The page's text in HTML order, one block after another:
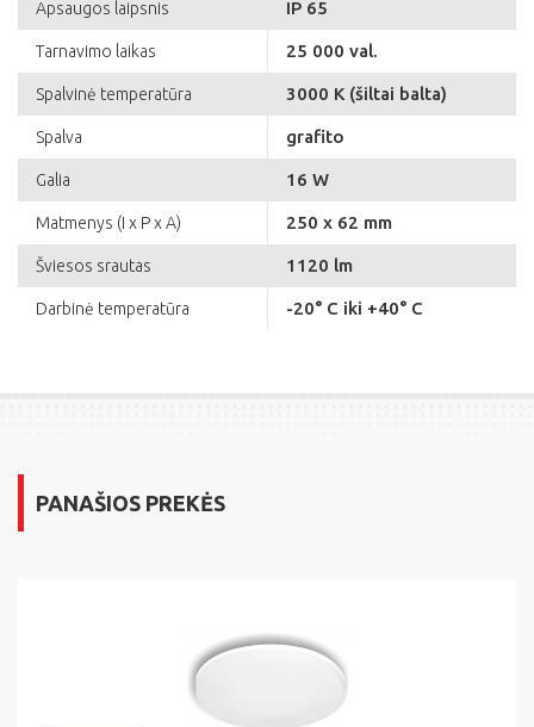
Apsaugos laipsnis IP 65
Tarnavimo laikas 25 000 val.
Spalvinė temperatūra 3000 K (šiltai balta)
Spalva grafito
Galia 16 W
Matmenys (I x P x A) 250 x 62 mm
Šviesos srautas 1120 lm
Darbinė temperatūra -20° C iki +40° C
PANAŠIOS PREKĖS